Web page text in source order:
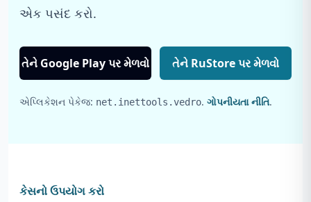
એક પસંદ કરો.
તેને Google Play પર મેળવો તેને RuStore પર મેળવો
એપ્લિકેશન પેકેજ: net.inettools.vedro. ગોપનીયતા નીતિ.
કેસનો ઉપયોગ કરો